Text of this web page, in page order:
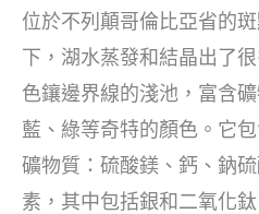
位於不列顛哥倫比亞省的
下，湖水蒸發和結晶出了
色鑲邊界線的淺池，富含
藍、綠等奇特的顏色。它
礦物質：硫酸鎂、鈣、鈉
素，其中包括銀和二氧化鈦